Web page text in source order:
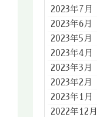
2023年7月
2023年6月
2023年5月
2023年4月
2023年3月
2023年2月
2023年1月
2022年12月